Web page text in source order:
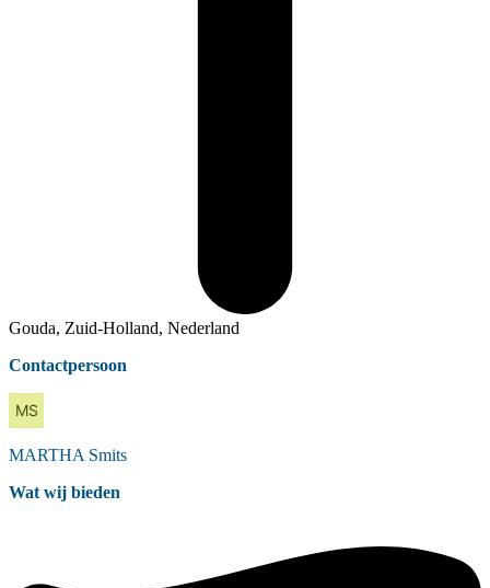
Gouda, Zuid-Holland, Nederland
Contactpersoon
MARTHA Smits
Wat wij bieden